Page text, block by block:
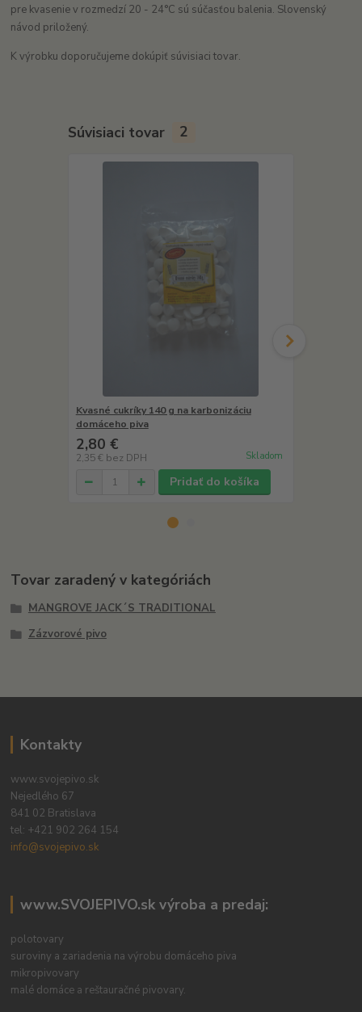
pre kvasenie v rozmedzí 20 - 24°C sú súčasťou balenia. Slovenský
návod priložený.
K výrobku doporučujeme dokúpiť súvisiaci tovar.
Súvisiaci tovar 2
Kvasné cukríky 140 g na karbonizáciu
domáceho piva
2,80 €
2,35 € bez DPH Skladom
Pridať do košíka
Tovar zaradený v kategóriách
MANGROVE JACK´S TRADITIONAL
Zázvorové pivo
Kontakty
www.svojepivo.sk
Nejedlého 67
841 02 Bratislava
tel: +421 902 264 154
info@svojepivo.sk
www.SVOJEPIVO.sk výroba a predaj:
polotovary
suroviny a zariadenia na výrobu domáceho piva
mikropivovary
malé domáce a reštauračné pivovary.